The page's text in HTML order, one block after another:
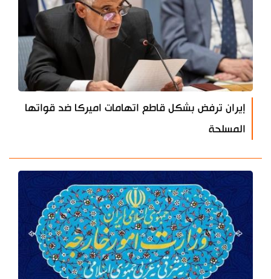
إيران ترفض بشكل قاطع اتهامات اميركا ضد قواتها
المسلحة